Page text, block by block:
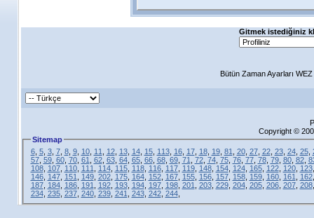
Gitmek istediğiniz
Bütün Zaman Ayarları
Copyright ©
Sitemap
6, 5, 3, 7, 8, 9, 10, 11 12, 13, 14, 15, 113, 16, 17, 18, 19, 81 20, 27, 22, 23, 24, 25,
57, 59, 60, 70, 61 62, 63, 64, 65, 66, 68, 69, 71 72, 74, 75, 76, 77, 78, 79, 80, 82,
108, 107, 110, 111 114, 115, 118, 116, 117, 119, 148, 154, 124, 165, 122, 120, 123
146, 147, 151 149, 202, 175, 164, 152, 167, 155, 156, 157, 158, 159, 160, 161 162
187, 184, 186, 191 192, 193, 194, 197, 198, 201 203, 229, 204, 205, 206, 207, 208
234, 235, 237, 240, 239, 241 243, 242, 244,